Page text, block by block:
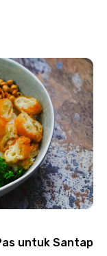
untuk Santap